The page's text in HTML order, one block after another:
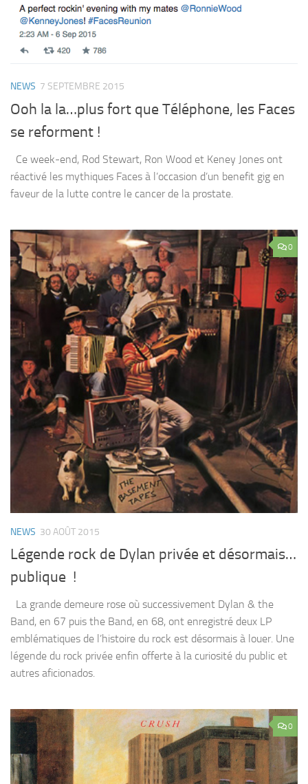
NEWS 7 SEPTEMBRE 2015
Ooh la la…plus fort que Téléphone, les Faces
se reforment !
Ce week-end, Rod Stewart, Ron Wood et Keney Jones ont
réactivé les mythiques Faces à l’occasion d’un benefit gig en
faveur de la lutte contre le cancer de la prostate.
0
NEWS 30 AOÛT 2015
Légende rock de Dylan privée et désormais…
publique !
La grande demeure rose où successivement Dylan & the
Band, en 67 puis the Band, en 68, ont enregistré deux LP
emblématiques de l’histoire du rock est désormais à louer. Une
légende du rock privée enfin offerte à la curiosité du public et
autres aficionados.
0